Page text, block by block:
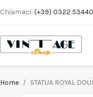
Chiamaci: (+39) 0322 53440
Home STATUA ROYAL